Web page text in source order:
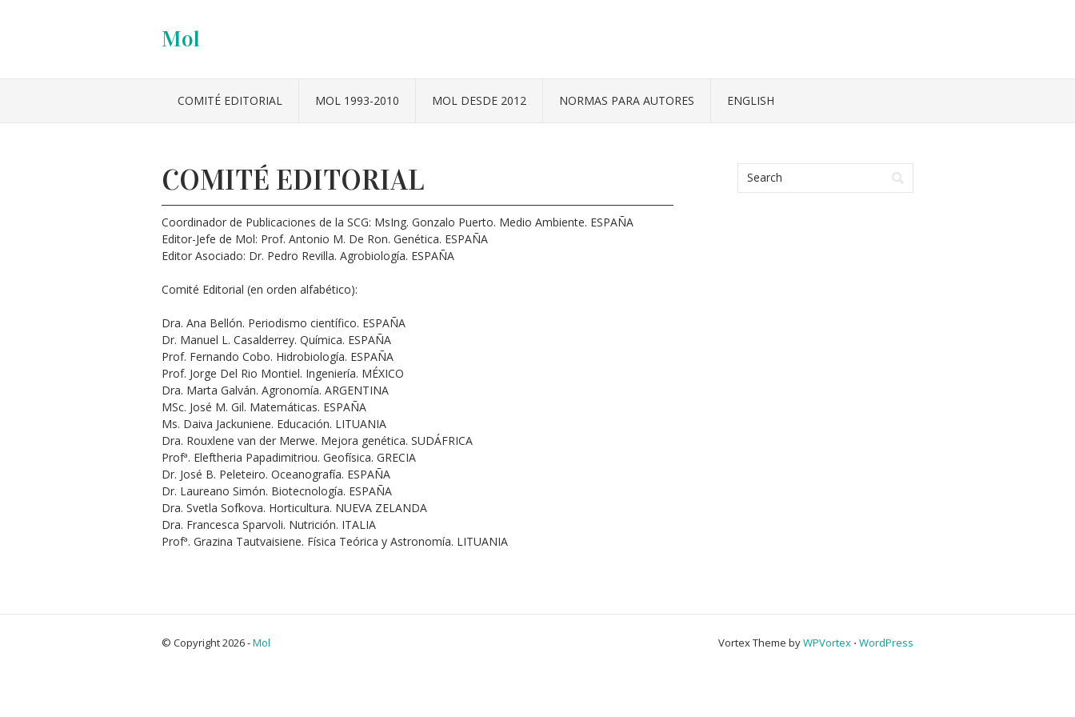
Mol
COMITÉ EDITORIAL MOL 1993-2010 MOL DESDE 2012 NORMAS PARA AUTORES ENGLISH
COMITÉ EDITORIAL
Coordinador de Publicaciones de la SCG: MsIng. Gonzalo Puerto. Medio Ambiente. ESPAÑA
Editor-Jefe de Mol: Prof. Antonio M. De Ron. Genética. ESPAÑA
Editor Asociado: Dr. Pedro Revilla. Agrobiología. ESPAÑA
Comité Editorial (en orden alfabético):
Dra. Ana Bellón. Periodismo científico. ESPAÑA
Dr. Manuel L. Casalderrey. Química. ESPAÑA
Prof. Fernando Cobo. Hidrobiología. ESPAÑA
Prof. Jorge Del Rio Montiel. Ingeniería. MÉXICO
Dra. Marta Galván. Agronomía. ARGENTINA
MSc. José M. Gil. Matemáticas. ESPAÑA
Ms. Daiva Jackuniene. Educación. LITUANIA
Dra. Rouxlene van der Merwe. Mejora genética. SUDÁFRICA
Profª. Eleftheria Papadimitriou. Geofísica. GRECIA
Dr. José B. Peleteiro. Oceanografía. ESPAÑA
Dr. Laureano Simón. Biotecnología. ESPAÑA
Dra. Svetla Sofkova. Horticultura. NUEVA ZELANDA
Dra. Francesca Sparvoli. Nutrición. ITALIA
Profª. Grazina Tautvaisiene. Física Teórica y Astronomía. LITUANIA
© Copyright 2026 -Mol Vortex Theme byWPVortex ⋅ WordPress